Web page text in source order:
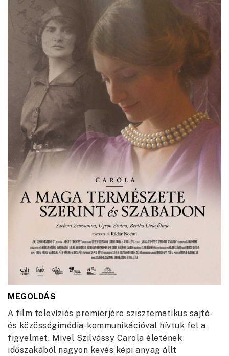
MEGOLDÁS
A film televíziós premierjére szisztematikus sajtó-
és közösségimédia-kommunikációval hívtuk fel a
figyelmet. Mivel Szilvássy Carola életének
időszakából nagyon kevés képi anyag állt